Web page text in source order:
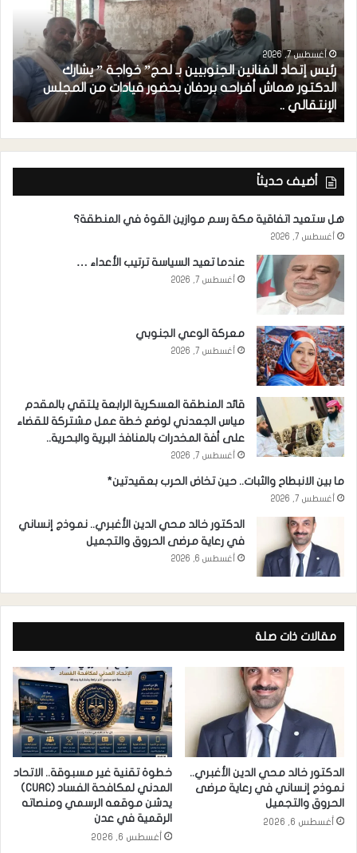
أغسطس 7, 2026
رئيس إتحاد الفنانين الجنوبيين بـ لحج” خواجة ” يشارك
الدكتور هماش أفراحه بردفان بحضور قيادات من المجلس
الإنتقالي ..
أضيف حديثاً
هل ستعيد اتفاقية مكة رسم موازين القوة في المنطقة؟
أغسطس 7, 2026
عندما تعيد السياسة ترتيب الأعداء …
أغسطس 7, 2026
معركة الوعي الجنوبي
أغسطس 7, 2026
قائد المنطقة العسكرية الرابعة يلتقي بالمقدم
مياس الجعدني لوضع خطة عمل مشتركة للقضاء
على أفة المخدرات بالمنافذ البرية والبحرية..
أغسطس 7, 2026
ما بين الانبطاح والثبات.. حين تخاض الحرب بعقيدتين*
أغسطس 7, 2026
الدكتور خالد محي الدين الأغبري.. نموذج إنساني
في رعاية مرضى الحروق والتجميل
أغسطس 6, 2026
مقالات ذات صلة
الدكتور خالد محي الدين الأغبري..
نموذج إنساني في رعاية مرضى
الحروق والتجميل
أغسطس 6, 2026
خطوة تقنية غير مسبوقة.. الاتحاد
المدني لمكافحة الفساد (CUAC)
يدشن موقعه الرسمي ومنصاته
الرقمية في عدن
أغسطس 6, 2026